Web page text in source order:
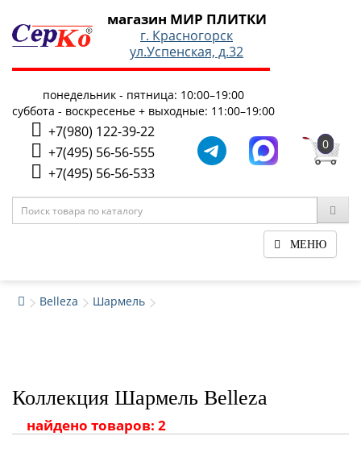
магазин МИР ПЛИТКИ
г. Красногорск
ул.Успенская, д.32
понедельник - пятница: 10:00–19:00
суббота - воскресенье + выходные: 11:00–19:00
+7(980) 122-39-22
+7(495) 56-56-555
+7(495) 56-56-533
0
МЕНЮ
Belleza Шармель
Коллекция Шармель Belleza
найдено товаров: 2